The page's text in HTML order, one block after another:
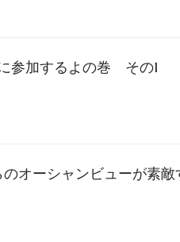
参加するよの巻 その1
オーシャンビューが素敵